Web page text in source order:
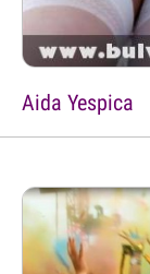
Aida Yespica